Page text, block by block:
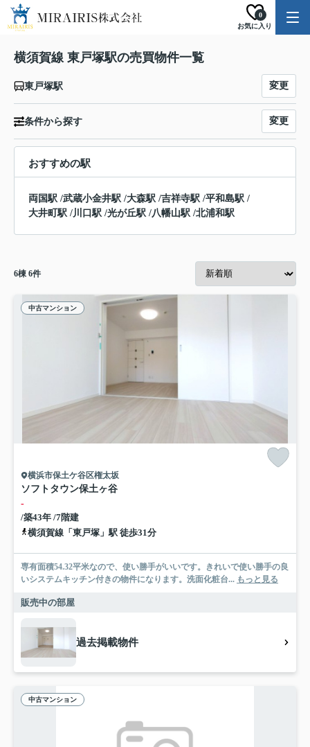
お気に入り
0
横須賀線 東戸塚駅の売買物件一覧
東戸塚駅 変更
条件から探す 変更
おすすめの駅
両国駅 /武蔵小金井駅 /大森駅 /吉祥寺駅 /平和島駅 /
大井町駅 /川口駅 /光が丘駅 /八幡山駅 /北浦和駅
6棟 6件
中古マンション
横浜市保土ケ谷区権太坂
ソフトタウン保土ヶ谷
-
/築43年 /7階建
横須賀線「東戸塚」駅 徒歩31分
専有面積54.32平米なので、使い勝手がいいです。きれいで使い勝手の良
いシステムキッチン付きの物件になります。洗面化粧台... もっと見る
販売中の部屋
過去掲載物件
中古マンション